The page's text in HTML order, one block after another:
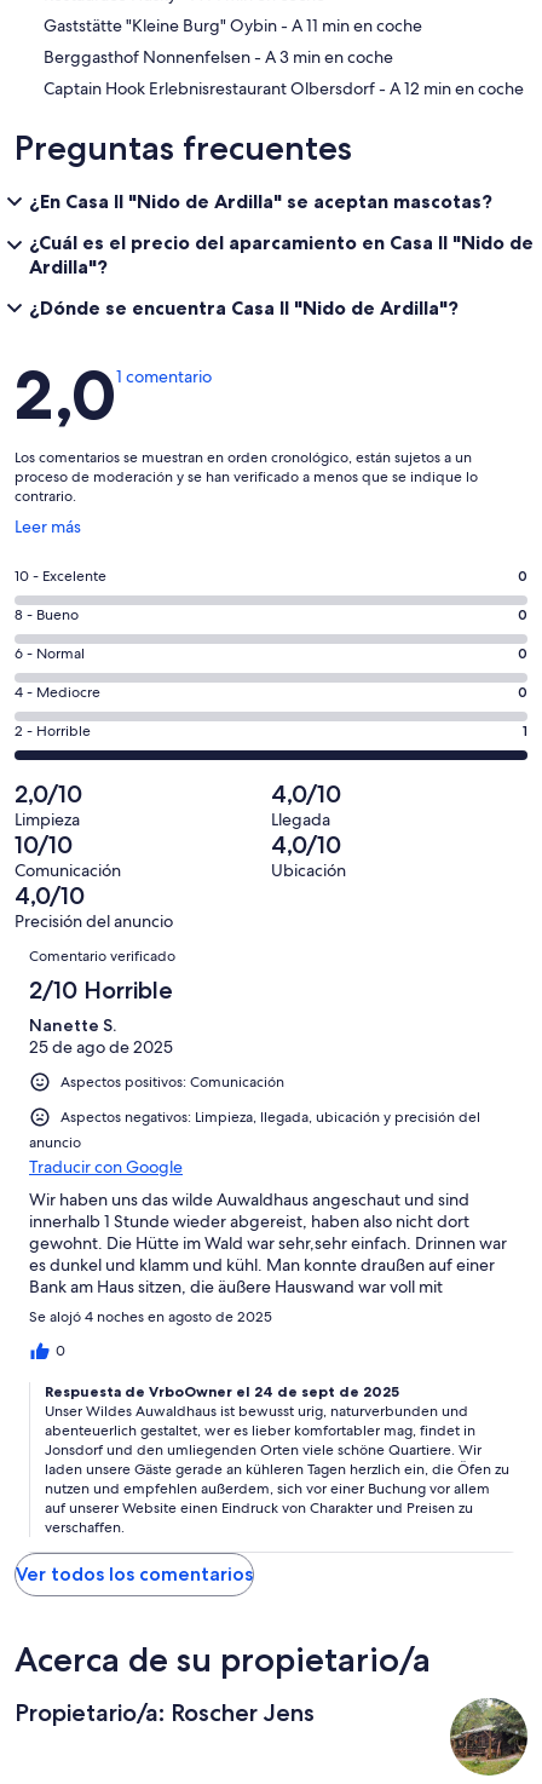
‪Gaststätte "Kleine Burg" Oybin - ‬A 11 min en coche
‪Berggasthof Nonnenfelsen - ‬A 3 min en coche
‪Captain Hook Erlebnisrestaurant Olbersdorf - ‬A 12 min en coche
Preguntas frecuentes
¿En Casa II "Nido de Ardilla" se aceptan mascotas?
¿Cuál es el precio del aparcamiento en Casa II "Nido de
Ardilla"?
¿Dónde se encuentra Casa II "Nido de Ardilla"?
Comentarios
2,01 comentario
Los comentarios se muestran en orden cronológico, están sujetos a un
proceso de moderación y se han verificado a menos que se indique lo
contrario.
Leer más
Se
en
una
ventana
nueva
0
comentarios
de
un
total
de
1
con
una
puntuación
de
10
-
Excelente
10 - Excelente 0
0
comentarios
de
un
total
de
con
una
puntuación
de
8
-
Bueno
8 - Bueno 0
0
comentarios
de
un
total
de
1
con
una
puntuación
de
6
Normal
6 - Normal 0
0
comentarios
de
total
de
1
con
una
puntuación
de
Mediocre
4 - Mediocre 0
1
comentarios
de
un
total
de
con
puntuación
de
Horrible
2 - Horrible 1
2,0/10
Limpieza
4,0/10
Llegada
10/10
Comunicación
4,0/10
Ubicación
4,0/10
Precisión del anuncio
Comentarios
Comentario verificado
2/10 Horrible
Nanette S.
25 de ago de 2025
Aspectos positivos: Comunicación
Aspectos negativos: Limpieza, llegada, ubicación y precisión del
anuncio
Traducir con Google
Wir haben uns das wilde Auwaldhaus angeschaut und sind
innerhalb 1 Stunde wieder abgereist, haben also nicht dort
gewohnt. Die Hütte im Wald war sehr,sehr einfach. Drinnen war
es dunkel und klamm und kühl. Man konnte draußen auf einer
Bank am Haus sitzen, die äußere Hauswand war voll mit
Spinnweben, und jeder Menge Staub aus dem Wald. Das
Springkraut und die Brennesseln schafften es bis kurz vor die
Füße. In der Küche gab es anstelle von Blenden oder
mit einer Dicken Wolldecke abgehängt. Insgesamt entsprach
das nicht unseren Vorstellungen und der Tag für ca 90 ist für
den gebotenen Standard auch teuer.
Se alojó 4 noches en agosto de 2025
0
Respuesta de VrboOwner el 24 de sept de 2025
Unser Wildes Auwaldhaus ist bewusst urig, naturverbunden und
abenteuerlich gestaltet, wer es lieber komfortabler mag, findet in
Jonsdorf und den umliegenden Orten viele schöne Quartiere. Wir
laden unsere Gäste gerade an kühleren Tagen herzlich ein, die Öfen zu
nutzen und empfehlen außerdem, sich vor einer Buchung vor allem
auf unserer Website einen Eindruck von Charakter und Preisen zu
verschaffen.
Ver todos los comentarios
Acerca de su propietario/a
Propietario/a: Roscher Jens